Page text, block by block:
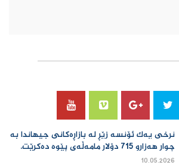
نرخی یەك ئۆنسە زێڕ لە بازاڕەكانی جیهاندا بە
چوار هەزارو 715 دۆلار مامەڵەی پێوە دەكرێت.
10.05.2026